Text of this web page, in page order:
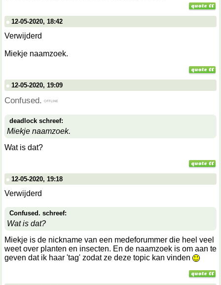
12-05-2020, 18:42
Verwijderd
Miekje naamzoek.
12-05-2020, 19:09
Confused.
deadlock schreef:
Miekje naamzoek.
Wat is dat?
12-05-2020, 19:18
Verwijderd
Confused. schreef:
Wat is dat?
Miekje is de nickname van een medeforummer die heel veel
weet over planten en insecten. En de naamzoek is om aan te
geven dat ik haar 'tag' zodat ze deze topic kan vinden